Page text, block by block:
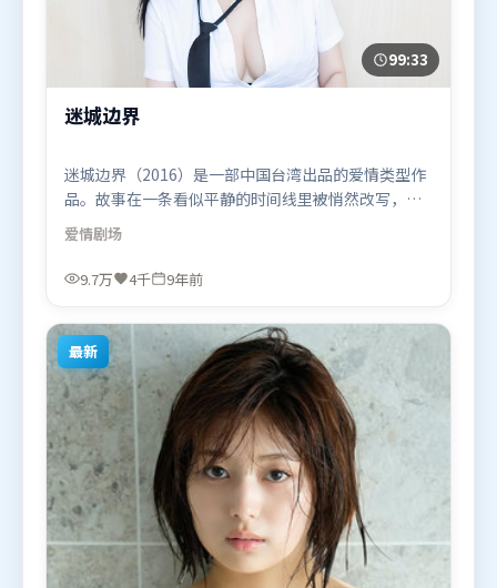
99:33
迷城边界
迷城边界（2016）是一部中国台湾出品的爱情类型作
品。故事在一条看似平静的时间线里被悄然改写，人
物被迫直面过去与现在的撕裂。类型元素被重新组
合，既致敬经典也尝试突破套路。由奉俊昊执导，托
尼·贾、刘亦菲、提莫西·查拉米，杨紫、杨幂、黄
湾）在部分地区首映上线，适合喜欢爱情题材的观众
观看。
爱情剧场
9.7万 4千 9年前
最新